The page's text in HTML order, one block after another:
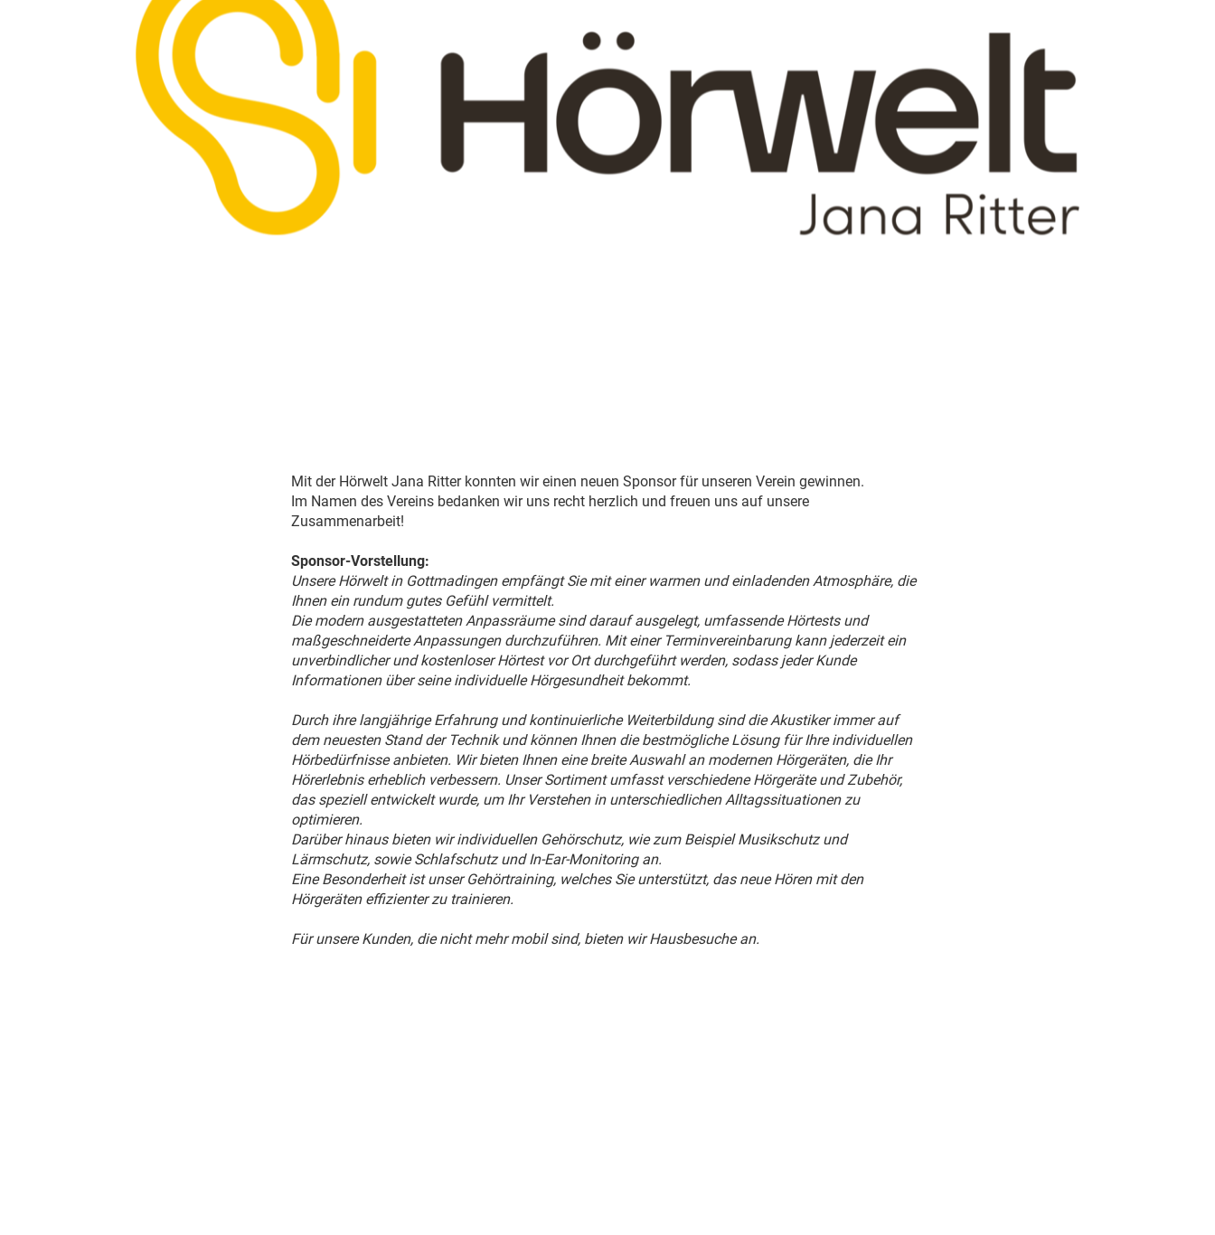
Mit der Hörwelt Jana Ritter konnten wir einen neuen Sponsor für unseren Verein gewinnen.
Im Namen des Vereins bedanken wir uns recht herzlich und freuen uns auf unsere
Zusammenarbeit!
Sponsor-Vorstellung:
Unsere Hörwelt in Gottmadingen empfängt Sie mit einer warmen und einladenden Atmosphäre, die
Ihnen ein rundum gutes Gefühl vermittelt.
Die modern ausgestatteten Anpassräume sind darauf ausgelegt, umfassende Hörtests und
maßgeschneiderte Anpassungen durchzuführen. Mit einer Terminvereinbarung kann jederzeit ein
unverbindlicher und kostenloser Hörtest vor Ort durchgeführt werden, sodass jeder Kunde
Informationen über seine individuelle Hörgesundheit bekommt.
Durch ihre langjährige Erfahrung und kontinuierliche Weiterbildung sind die Akustiker immer auf
dem neuesten Stand der Technik und können Ihnen die bestmögliche Lösung für Ihre individuellen
Hörbedürfnisse anbieten. Wir bieten Ihnen eine breite Auswahl an modernen Hörgeräten, die Ihr
Hörerlebnis erheblich verbessern. Unser Sortiment umfasst verschiedene Hörgeräte und Zubehör,
das speziell entwickelt wurde, um Ihr Verstehen in unterschiedlichen Alltagssituationen zu
optimieren.
Darüber hinaus bieten wir individuellen Gehörschutz, wie zum Beispiel Musikschutz und
Lärmschutz, sowie Schlafschutz und In-Ear-Monitoring an.
Eine Besonderheit ist unser Gehörtraining, welches Sie unterstützt, das neue Hören mit den
Hörgeräten effizienter zu trainieren.
Für unsere Kunden, die nicht mehr mobil sind, bieten wir Hausbesuche an.